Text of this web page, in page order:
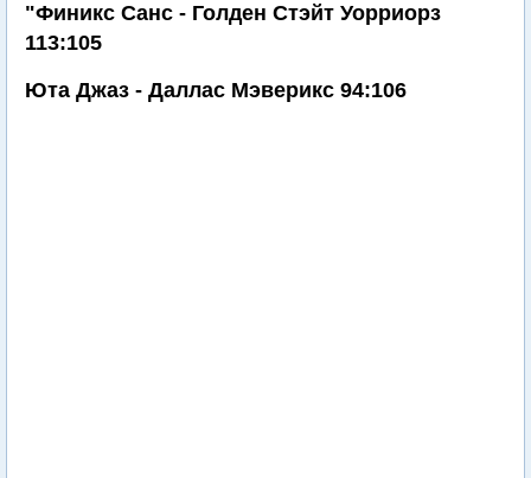
"Финикс Санс - Голден Стэйт Уорриорз
113:105
Юта Джаз - Даллас Мэверикс 94:106